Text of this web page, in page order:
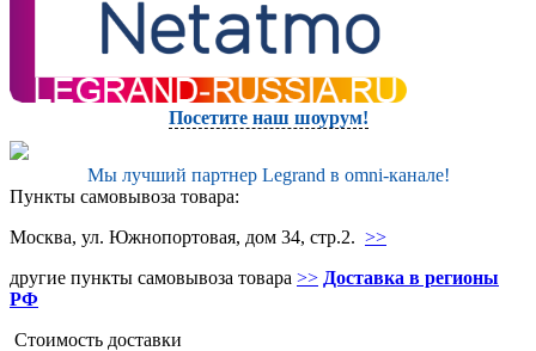
Посетите наш шоурум!
Мы лучший партнер Legrand в omni-канале!
Пункты самовывоза товара:
Москва, ул. Южнопортовая, дом 34, стр.2. >>
другие пункты самовывоза товара >> Доставка в регионы
РФ
Стоимость доставки